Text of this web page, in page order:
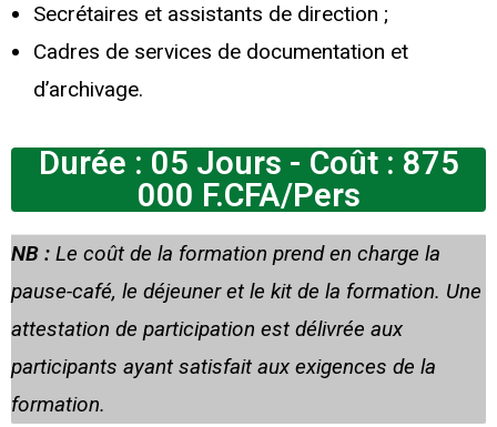
Secrétaires et assistants de direction ;
Cadres de services de documentation et
d’archivage.
Durée : 05 Jours - Coût : 875
000 F.CFA/Pers
NB : Le coût de la formation prend en charge la
pause-café, le déjeuner et le kit de la formation. Une
attestation de participation est délivrée aux
participants ayant satisfait aux exigences de la
formation.